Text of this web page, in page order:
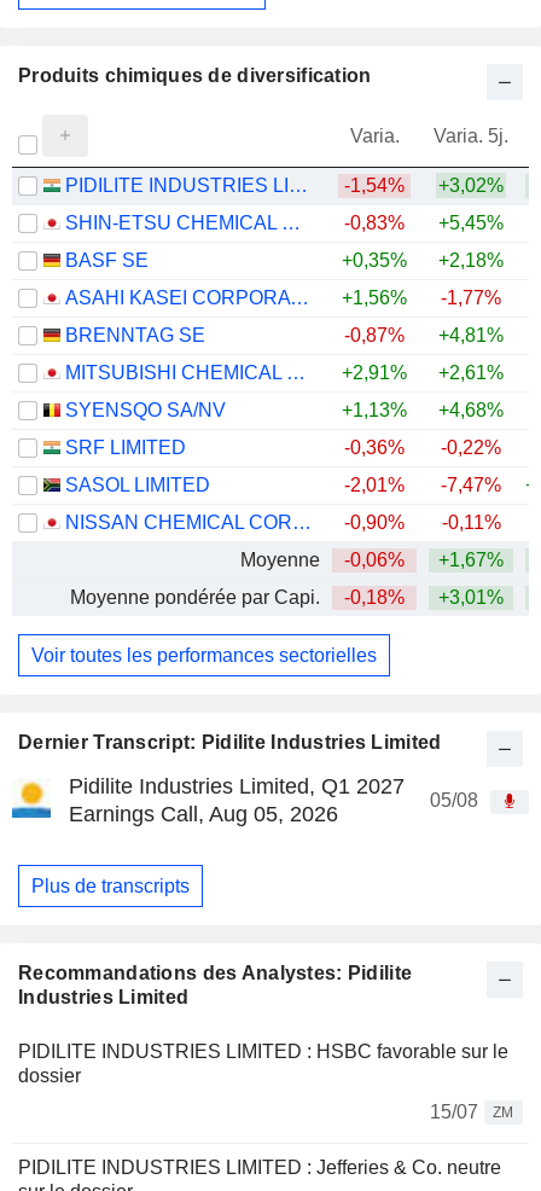
Dernier Transcript: Pidilite Industries Limited
Pidilite Industries Limited, Q1 2027
Earnings Call, Aug 05, 2026
05/08
Plus de transcripts
Recommandations des Analystes: Pidilite
Industries Limited
PIDILITE INDUSTRIES LIMITED : HSBC favorable sur le
dossier
15/07
ZM
PIDILITE INDUSTRIES LIMITED : Jefferies & Co. neutre
Produits chimiques de diversification
Varia. Varia. 5j.
PIDILITE INDUSTRIES LIMITED -1,54% +3,02%
SHIN-ETSU CHEMICAL CO., LTD.
-0,83% +5,45%
BASF SE
+0,35% +2,18%
ASAHI KASEI CORPORATION
+1,56% -1,77%
BRENNTAG SE
-0,87% +4,81%
MITSUBISHI CHEMICAL GROUP CORPORATION
+2,91% +2,61%
SYENSQO SA/NV
+1,13% +4,68%
SRF LIMITED
-0,36% -0,22%
SASOL LIMITED
-2,01% -7,47%
NISSAN CHEMICAL CORPORATION
-0,90% -0,11%
Moyenne
-0,06% +1,67%
Moyenne pondérée par Capi.
-0,18% +3,01%
Voir toutes les performances sectorielles